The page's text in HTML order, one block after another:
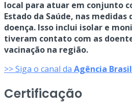
local para atuar em conjunto
Estado da Saúde, nas
doença. Isso inclui isolar e
tiveram contato com as
vacinação na região.
>> Siga o canal da Agência Brasil
Certificação